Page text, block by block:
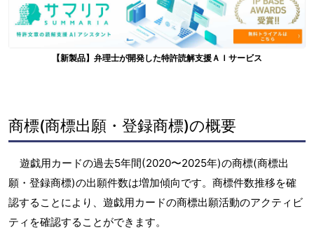
【新製品】弁理士が開発した特許読解支援ＡＩサービス
商標(商標出願・登録商標)の概要
遊戯用カードの過去5年間(2020〜2025年)の商標(商標出
願・登録商標)の出願件数は増加傾向です。商標件数推移を確
認することにより、遊戯用カードの商標出願活動のアクティビ
ティを確認することができます。